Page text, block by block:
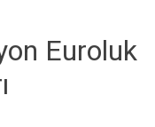
Euroluk